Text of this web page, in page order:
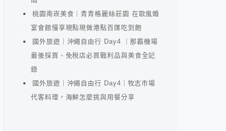
桃園南崁美食｜青青格麗絲莊園 在歐風婚
宴會館慢享現點現做港點百匯吃到飽
國外旅遊｜沖繩自由行 Day4 ｜那霸機場
最後採買、免稅店必買戰利品與美食全記
錄
國外旅遊｜沖繩自由行 Day4｜牧志市場
代客料理，海鮮怎麼挑與用餐分享